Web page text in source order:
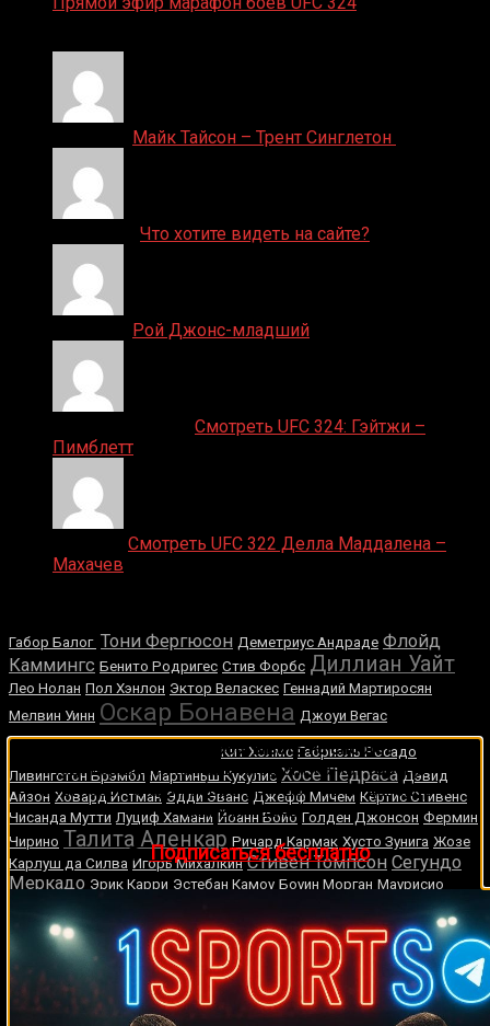
Майк Тайсон – Трент Синглетон
Что хотите видеть на сайте?
Рой Джонс-младший
Смотреть UFC 324: Гэйтжи –
Пимблетт
Смотреть UFC 322 Делла Маддалена –
Махачев
Габор Балог Тони Фергюсон Деметриус Андраде Флойд
Каммингс Бенито Родригес Стив Форбс Диллиан Уайт
Лео Нолан Пол Хэнлон Эктор Веласкес Геннадий Мартиросян
Мелвин Уинн Оскар Бонавена Джоуи Вегас
Дэнни Гарсия Кит Холмс Габриэль Росадо
Ливингстон Брэмбл Мартиньш Кукулис Хосе Педраса Дэвид
Айзон Ховард Истман Эдди Эванс Джефф Мичем Кёртис Стивенс
Чисанда Мутти Луциф Хамани Йоанн Бойо Голден Джонсон Фермин
Чирино Талита Аленкар Ричард Кармак Хусто Зунига Жозе
Карлуш да Силва Игорь Михалкин Стивен Томпсон Сегундо
Меркадо Эрик Карри Эстебан Камоу Боуин Морган Маурисио
Токер Падвилл
🔥 Хочешь зарабатывать на спорте?
Подписывайся на наш Telegram-канал1Sports—
прогнозы на единоборства и другие виды спорта
каждый день!
👉Подписаться бесплатно